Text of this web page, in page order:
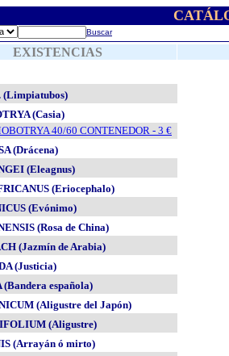
Buscar
EXISTENCIAS
(Limpiatubos)
(Casia)
40/60 CONTENEDOR - 3 €
(Drácena)
(Eleagnus)
(Eriocephalo)
(Evónimo)
(Rosa de China)
(Jazmín de Arabia)
(Justicia)
española)
(Aligustre del Japón)
(Aligustre)
(Arrayán ó mirto)